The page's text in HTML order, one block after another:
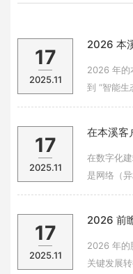
2026 本
验革命
17
2025.11
2026 年的
到 “智能生
普及、跨
竞争的核
成
在本溪客
上的网
17
2025.11
在数字化
是网络（
择。两者
能减少需
对接的项
2026 前
前沿技术
17
2025.11
2026 年的
关键发展